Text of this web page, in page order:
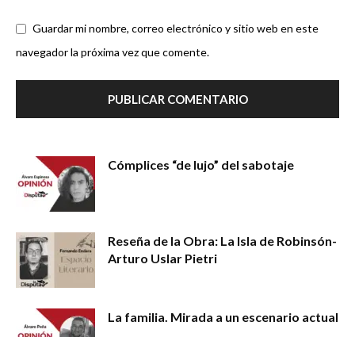
Guardar mi nombre, correo electrónico y sitio web en este
navegador la próxima vez que comente.
Cómplices “de lujo” del sabotaje
Reseña de la Obra: La Isla de Robinsón-
Arturo Uslar Pietri
La familia. Mirada a un escenario actual